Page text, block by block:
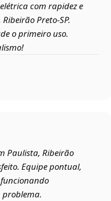
com rapidez e
Preto‑SP.
o primeiro uso.
Paulista, Ribeirão
Equipe pontual,
problema.